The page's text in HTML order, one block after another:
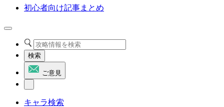
初心者向け記事まとめ
検索
ご意見
キャラ検索